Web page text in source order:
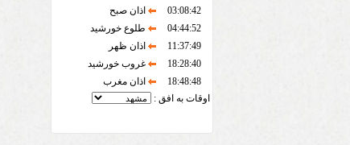
03:08:42
اذان صبح
04:44:52
طلوع خورشید
11:37:49
اذان ظهر
18:28:40
غروب خورشید
18:48:48
اذان مغرب
اوقات به افق :